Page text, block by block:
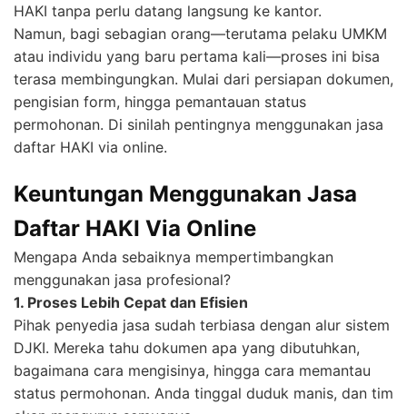
HAKI tanpa perlu datang langsung ke kantor.
Namun, bagi sebagian orang—terutama pelaku UMKM
atau individu yang baru pertama kali—proses ini bisa
terasa membingungkan. Mulai dari persiapan dokumen,
pengisian form, hingga pemantauan status
permohonan. Di sinilah pentingnya menggunakan jasa
daftar HAKI via online.
Keuntungan Menggunakan Jasa
Daftar HAKI Via Online
Mengapa Anda sebaiknya mempertimbangkan
menggunakan jasa profesional?
1. Proses Lebih Cepat dan Efisien
Pihak penyedia jasa sudah terbiasa dengan alur sistem
DJKI. Mereka tahu dokumen apa yang dibutuhkan,
bagaimana cara mengisinya, hingga cara memantau
status permohonan. Anda tinggal duduk manis, dan tim